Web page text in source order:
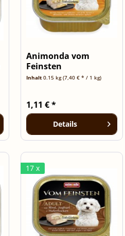
Animonda vom
Feinsten
Schlemmerkern mit
Inhalt 0.15 kg(7,40 € * / 1 kg)
1,11 € *
Details
17 x